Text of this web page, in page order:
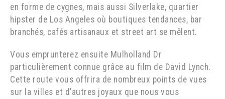
en forme de cygnes, mais aussi Silverlake, quartier
hipster de Los Angeles où boutiques tendances, bar
branchés, cafés artisanaux et street art se mêlent.
Vous emprunterez ensuite Mulholland Dr
particulièrement connue grâce au film de David Lynch.
Cette route vous offrira de nombreux points de vues
sur la villes et d’autres joyaux que nous vous